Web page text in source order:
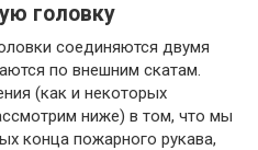
головку
соединяются двумя
по внешним скатам.
(как и некоторых
ниже) в том, что мы
конца пожарного рукава,